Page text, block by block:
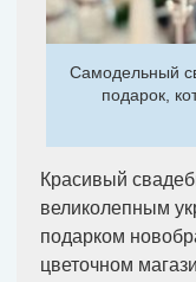
Самодельный
подарок,
Красивый
великолепным
подарком
цветочном